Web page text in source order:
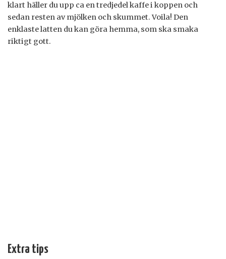
klart häller du upp ca en tredjedel kaffe i koppen och
sedan resten av mjölken och skummet. Voila! Den
enklaste latten du kan göra hemma, som ska smaka
riktigt gott.
Extra tips